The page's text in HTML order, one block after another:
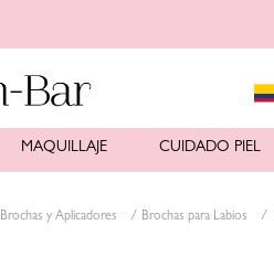
MAQUILLAJE CUIDADO PIEL
Brochas y Aplicadores Brochas para Labios